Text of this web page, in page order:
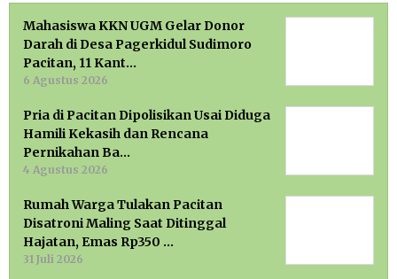
Mahasiswa KKN UGM Gelar Donor
Darah di Desa Pagerkidul Sudimoro
Pacitan, 11 Kant…
6 Agustus 2026
Pria di Pacitan Dipolisikan Usai Diduga
Hamili Kekasih dan Rencana
Pernikahan Ba…
4 Agustus 2026
Rumah Warga Tulakan Pacitan
Disatroni Maling Saat Ditinggal
Hajatan, Emas Rp350 …
31 Juli 2026